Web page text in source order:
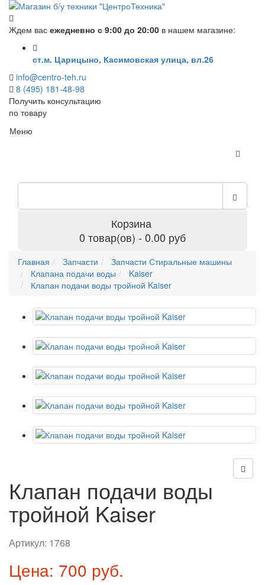
Ждем вас ежедневно с 9:00 до 20:00 в нашем магазине:
ст.м. Царицыно, Касимовская улица, вл.26
info@centro-teh.ru
8 (495) 181-48-98
Получить консультацию
по товару
Меню
Корзина
0 товар(ов) - 0.00 руб
Главная Запчасти
Запчасти Стиральные машины
Клапана подачи воды
Kaiser
Клапан подачи воды тройной Kaiser
Клапан подачи воды
тройной Kaiser
Артикул: 1768
Цена: 700 руб.